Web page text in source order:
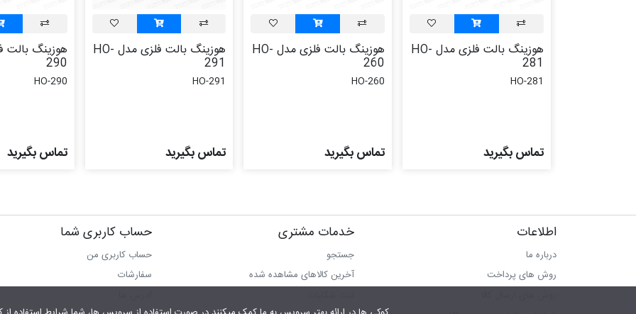
هوزینگ بالت فلزی مدل HO-
281
HO-281
تماس بگیرید
هوزینگ بالت فلزی مدل HO-
260
HO-260
تماس بگیرید
هوزینگ بالت فلزی مدل HO-
291
HO-291
تماس بگیرید
290
HO-290
تماس بگیرید
اطلاعات
درباره ما
روش های پرداخت
خدمات مشتری
جستجو
آخرین کالاهای مشاهده شده
حساب کاربری شما
حساب کاربری من
سفارشات